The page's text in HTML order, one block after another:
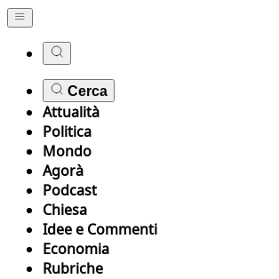
Cerca
Attualità
Politica
Mondo
Agorà
Podcast
Chiesa
Idee e Commenti
Economia
Rubriche